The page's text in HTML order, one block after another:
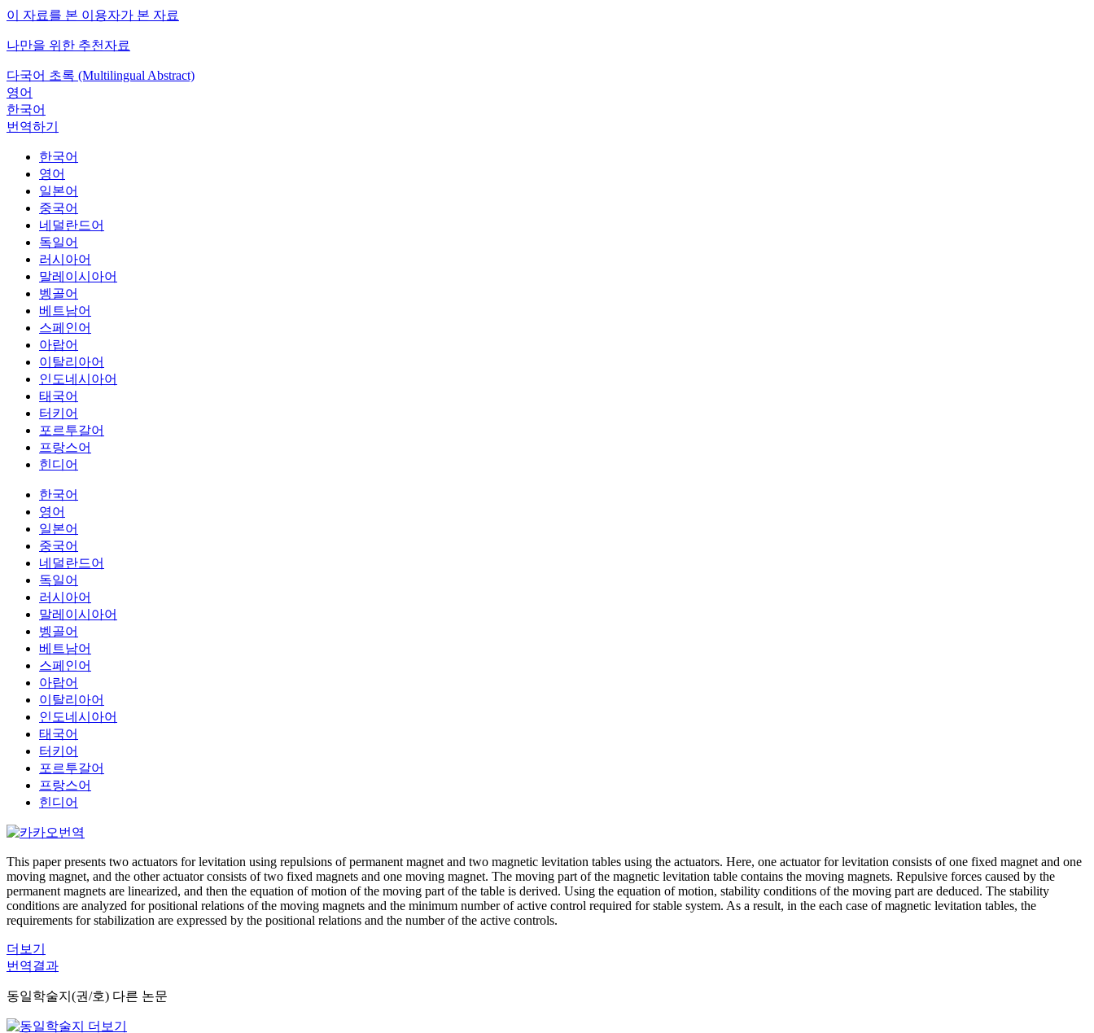
이 자료를 본 이용자가 본 자료
나만을 위한 추천자료
다국어 초록 (Multilingual Abstract)
영어
한국어
번역하기
한국어
영어
일본어
중국어
네덜란드어
독일어
러시아어
말레이시아어
벵골어
베트남어
스페인어
아랍어
이탈리아어
인도네시아어
태국어
터키어
포르투갈어
프랑스어
힌디어
한국어
영어
일본어
중국어
네덜란드어
독일어
러시아어
말레이시아어
벵골어
베트남어
스페인어
아랍어
이탈리아어
인도네시아어
태국어
터키어
포르투갈어
프랑스어
힌디어
This paper presents two actuators for levitation using repulsions of permanent magnet and two magnetic levitation tables using the actuators. Here, one actuator for levitation consists of one fixed magnet and one
moving magnet, and the other actuator consists of two fixed magnets and one moving magnet. The moving part of the magnetic levitation table contains the moving magnets. Repulsive forces caused by the
permanent magnets are linearized, and then the equation of motion of the moving part of the table is derived. Using the equation of motion, stability conditions of the moving part are deduced. The stability
conditions are analyzed for positional relations of the moving magnets and the minimum number of active control required for stable system. As a result, in the each case of magnetic levitation tables, the
requirements for stabilization are expressed by the positional relations and the number of the active controls.
더보기
번역결과
동일학술지(권/호) 다른 논문